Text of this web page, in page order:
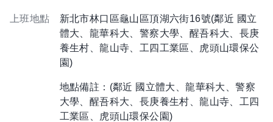
上班地點
新北市林口區龜山區頂湖六街16號(鄰近 國立
體大、龍華科大、警察大學、醒吾科大、長庚
養生村、龍山寺、工四工業區、虎頭山環保公
園)
地點備註：(鄰近 國立體大、龍華科大、警察
大學、醒吾科大、長庚養生村、龍山寺、工四
工業區、虎頭山環保公園)